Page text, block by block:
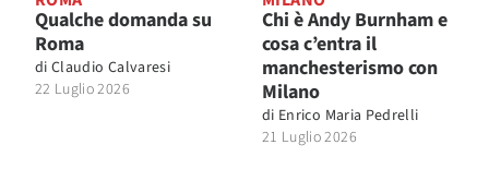
Qualche domanda su
Roma
di Claudio Calvaresi
22 Luglio 2026
Chi è Andy Burnham e
cosa c’entra il
manchesterismo con
Milano
di Enrico Maria Pedrelli
21 Luglio 2026